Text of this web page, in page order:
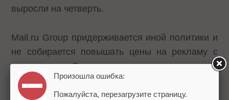
выросли на четверть.
Mail.ru Group придерживается иной политики и
не собирается повышать цены на рекламу с
нового года. Впрочем, в этом годукомпания
уже поднимала цены, и сразу на 50%.
рассчитываем на рост доходов благодаря
Произошла ошибка:
Пожалуйста, перезагрузите страницу.